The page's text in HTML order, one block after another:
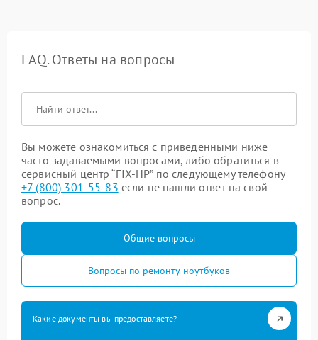
FAQ. Ответы на вопросы
Вы можете ознакомиться с приведенными ниже
часто задаваемыми вопросами, либо обратиться в
сервисный центр “FIX-HP” по следующему телефону
+7 (800) 301-55-83 если не нашли ответ на свой
вопрос.
Общие вопросы
Вопросы по ремонту ноутбуков
Какие документы вы предоставляете?